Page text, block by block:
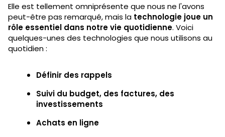
Elle est tellement omniprésente que nous ne l'avons
peut-être pas remarqué, mais la technologie joue un
rôle essentiel dans notre vie quotidienne. Voici
quelques-unes des technologies que nous utilisons au
quotidien :
Définir des rappels
Suivi du budget, des factures, des
investissements
Achats en ligne